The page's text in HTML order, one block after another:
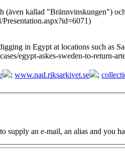
(även kallad "Brännvinskungen")
in Egypt at locations such as
egypt-askes-sweden-to-return-
; www.nad.riksarkivet.se ;
supply an e-mail, an alias and you